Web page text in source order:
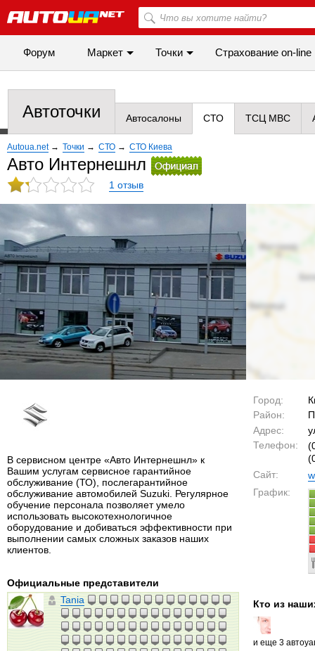
Форум Маркет Точки Cтрахование on-line
Автоточки Автосалоны СТО ТСЦ МВС
Autoua.net → Точки → СТО → СТО Киева
Авто Интернешнл
1 отзыв
Город:
Район:
Адрес:
Телефон:
Сайт:
График:
Кто из
и еще 3
В сервисном центре «Авто Интернешнл» к
Вашим услугам сервисное гарантийное
обслуживание (ТО), послегарантийное
обслуживание автомобилей Suzuki. Регулярное
обучение персонала позволяет умело
использовать высокотехнологичное
оборудование и добиваться эффективности при
выполнении самых сложных заказов наших
клиентов.
Официальные представители
Tania